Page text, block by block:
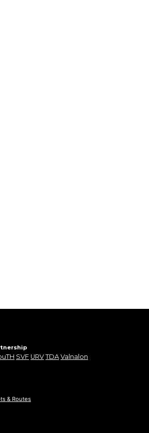
SVF URV TDA Valnalon
& Routes